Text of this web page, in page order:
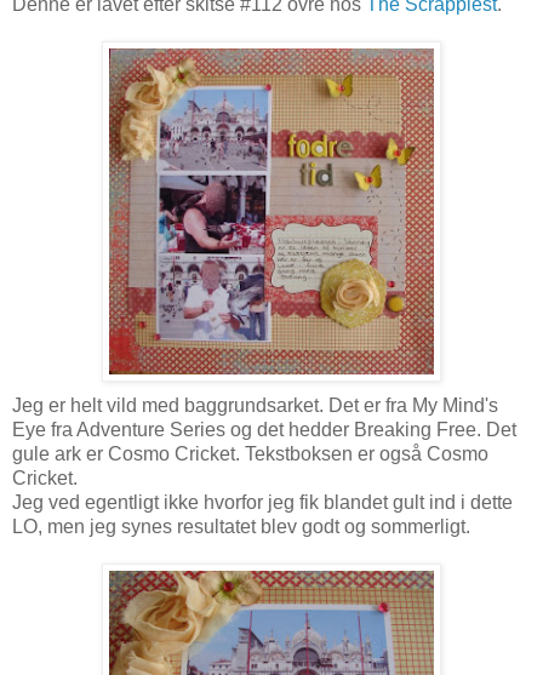
Jeg er helt vild med baggrundsarket. Det er fra My Mind's
Eye fra Adventure Series og det hedder Breaking Free. Det
gule ark er Cosmo Cricket. Tekstboksen er også Cosmo
Cricket.
Jeg ved egentligt ikke hvorfor jeg fik blandet gult ind i dette
LO, men jeg synes resultatet blev godt og sommerligt.